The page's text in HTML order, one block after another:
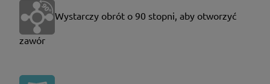
Wystarczy obrót o 90 stopni, aby otworzyć
zawór